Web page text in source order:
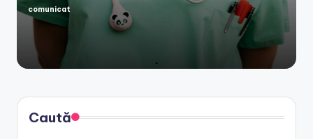
Posted
by
comunicat
Caută